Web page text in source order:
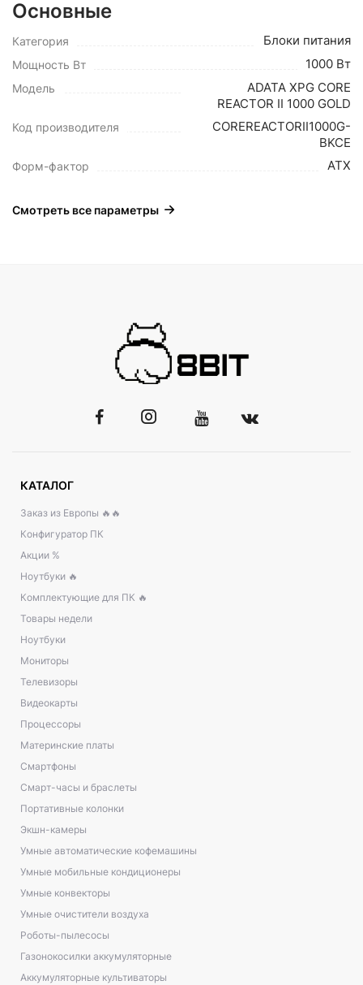
Основные
Категория Блоки питания
Мощность Вт 1000 Вт
Модель
ADATA XPG CORE
REACTOR II 1000 GOLD
Код производителя
COREREACTORII1000G-
BKCE
Форм-фактор ATX
Смотреть все параметры
КАТАЛОГ
Заказ из Европы 🔥🔥
Конфигуратор ПК
Акции %
Ноутбуки 🔥
Комплектующие для ПК 🔥
Товары недели
Ноутбуки
Мониторы
Телевизоры
Видеокарты
Процессоры
Материнские платы
Смартфоны
Смарт-часы и браслеты
Портативные колонки
Экшн-камеры
Умные автоматические кофемашины
Умные мобильные кондиционеры
Умные конвекторы
Умные очистители воздуха
Роботы-пылесосы
Газонокосилки аккумуляторные
Аккумуляторные культиваторы